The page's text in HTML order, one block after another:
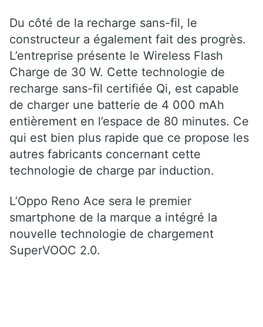
Du côté de la recharge sans-fil, le
constructeur a également fait des progrès.
L’entreprise présente le Wireless Flash
Charge de 30 W. Cette technologie de
recharge sans-fil certifiée Qi, est capable
de charger une batterie de 4 000 mAh
entièrement en l’espace de 80 minutes. Ce
qui est bien plus rapide que ce propose les
autres fabricants concernant cette
technologie de charge par induction.
L’Oppo Reno Ace sera le premier
smartphone de la marque a intégré la
nouvelle technologie de chargement
SuperVOOC 2.0.